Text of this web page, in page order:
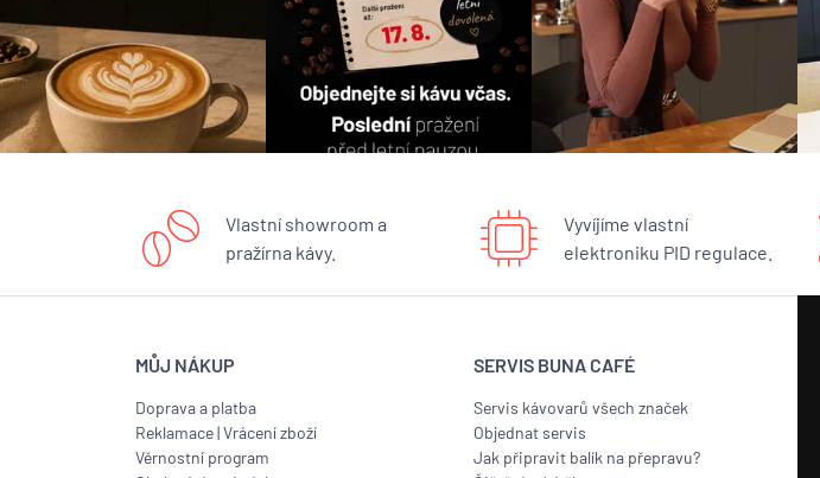
Vlastní showroom a
pražírna kávy.
Vyvíjíme vlastní
elektroniku PID regulace.
MŮJ NÁKUP
Doprava a platba
Reklamace|Vrácení zboží
Věrnostní program
SERVIS BUNA CAFÉ
Servis kávovarů všech značek
Objednat servis
Jak připravit balík na přepravu?